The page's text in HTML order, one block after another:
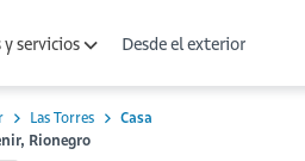
servicios Desde el exterior
Las Torres
Casa
Rionegro